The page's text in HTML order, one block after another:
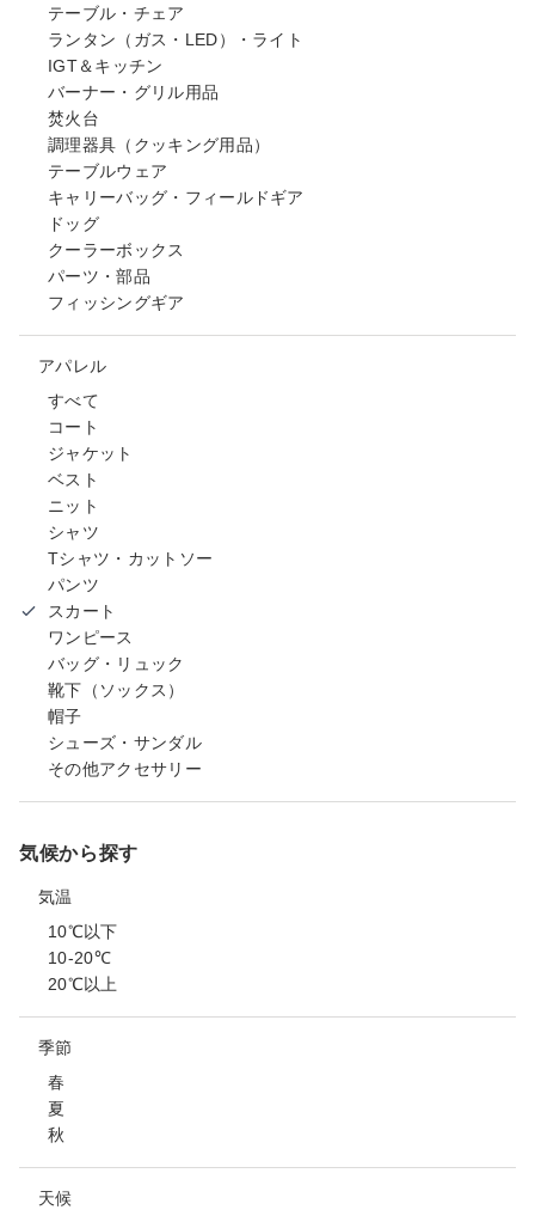
テーブル・チェア
ランタン（ガス・LED）・ライト
IGT＆キッチン
バーナー・グリル用品
焚火台
調理器具（クッキング用品）
テーブルウェア
キャリーバッグ・フィールドギア
ドッグ
クーラーボックス
パーツ・部品
フィッシングギア
アパレル
すべて
コート
ジャケット
ベスト
ニット
シャツ
Tシャツ・カットソー
パンツ
スカート
ワンピース
バッグ・リュック
靴下（ソックス）
帽子
シューズ・サンダル
その他アクセサリー
気候から探す
気温
10℃以下
10-20℃
20℃以上
季節
春
夏
秋
天候